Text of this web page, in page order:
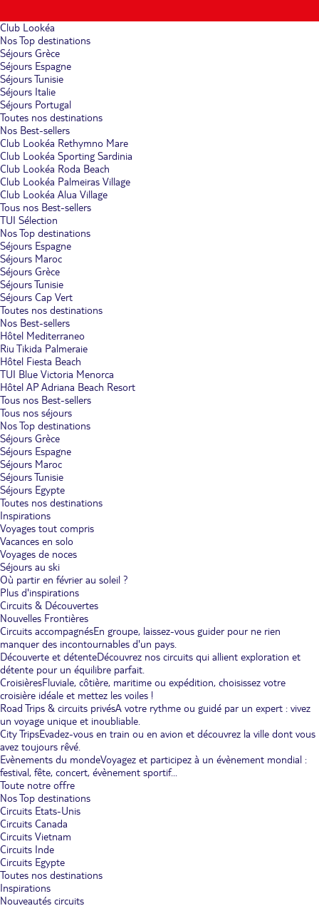
Club Lookéa
Nos Top destinations
Séjours Grèce
Séjours Espagne
Séjours Tunisie
Séjours Italie
Séjours Portugal
Toutes nos destinations
Nos Best-sellers
Club Lookéa Rethymno Mare
Club Lookéa Sporting Sardinia
Club Lookéa Roda Beach
Club Lookéa Palmeiras Village
Club Lookéa Alua Village
Tous nos Best-sellers
TUI Sélection
Nos Top destinations
Séjours Espagne
Séjours Maroc
Séjours Grèce
Séjours Tunisie
Séjours Cap Vert
Toutes nos destinations
Nos Best-sellers
Hôtel Mediterraneo
Riu Tikida Palmeraie
Hôtel Fiesta Beach
TUI Blue Victoria Menorca
Hôtel AP Adriana Beach Resort
Tous nos Best-sellers
Tous nos séjours
Nos Top destinations
Séjours Grèce
Séjours Espagne
Séjours Maroc
Séjours Tunisie
Séjours Egypte
Toutes nos destinations
Inspirations
Voyages tout compris
Vacances en solo
Voyages de noces
Séjours au ski
Où partir en février au soleil ?
Plus d'inspirations
Circuits & Découvertes
Nouvelles Frontières
Circuits accompagnésEn groupe, laissez-vous guider pour ne rien
manquer des incontournables d'un pays.
Découverte et détenteDécouvrez nos circuits qui allient exploration et
détente pour un équilibre parfait.
CroisièresFluviale, côtière, maritime ou expédition, choisissez votre
croisière idéale et mettez les voiles !
Road Trips & circuits privésA votre rythme ou guidé par un expert : vivez
un voyage unique et inoubliable.
City TripsEvadez-vous en train ou en avion et découvrez la ville dont vous
avez toujours rêvé.
Evènements du mondeVoyagez et participez à un évènement mondial :
festival, fête, concert, évènement sportif...
Toute notre offre
Nos Top destinations
Circuits Etats-Unis
Circuits Canada
Circuits Vietnam
Circuits Inde
Circuits Egypte
Toutes nos destinations
Inspirations
Nouveautés circuits